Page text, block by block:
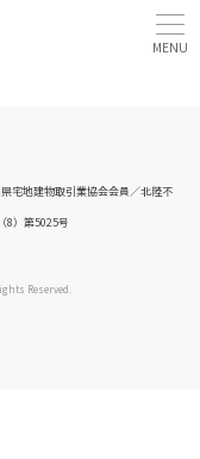
宅地建物取引業協会会員／北陸不
8）第5025号
Reserved.